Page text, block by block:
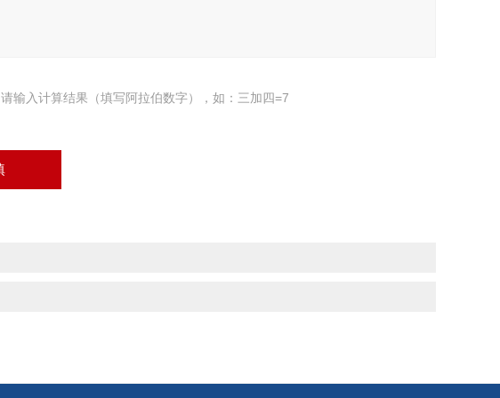
请输入计算结果（填写阿拉伯数字），如：三加四=7